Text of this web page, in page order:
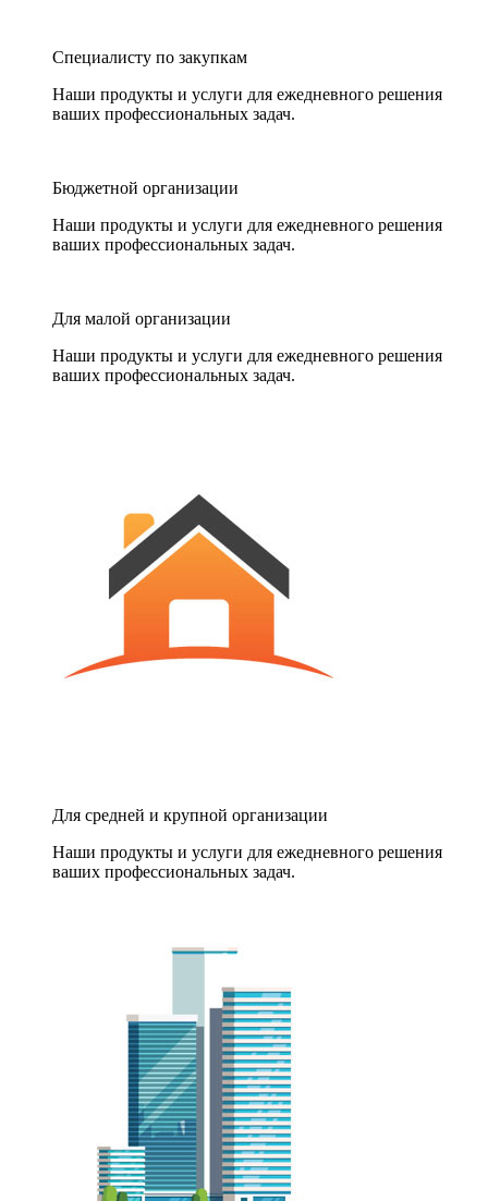
Специалисту по закупкам
Наши продукты и услуги для ежедневного решения
ваших профессиональных задач.
Бюджетной организации
Наши продукты и услуги для ежедневного решения
ваших профессиональных задач.
Для малой организации
Наши продукты и услуги для ежедневного решения
ваших профессиональных задач.
Для средней и крупной организации
Наши продукты и услуги для ежедневного решения
ваших профессиональных задач.